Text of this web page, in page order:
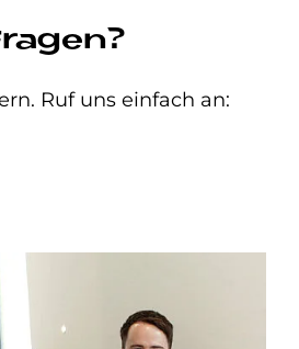
Ruf uns einfach an: